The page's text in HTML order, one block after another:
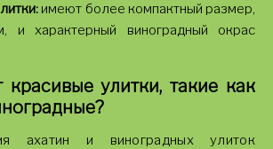
имеют более компактный размер,
и характерный виноградный окрас
красивые улитки, такие как
ахатин и виноградных улиток